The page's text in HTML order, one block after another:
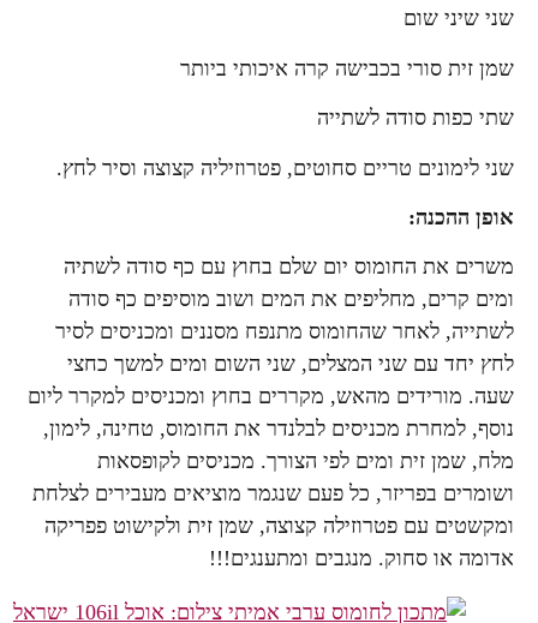
שני שיני שום
שמן זית סורי בכבישה קרה איכותי ביותר
שתי כפות סודה לשתייה
שני לימונים טריים סחוטים, פטרוזיליה קצוצה וסיר לחץ.
אופן ההכנה:
משרים את החומוס יום שלם בחוץ עם כף סודה לשתיה
ומים קרים, מחליפים את המים ושוב מוסיפים כף סודה
לשתייה, לאחר שהחומוס מתנפח מסננים ומכניסים לסיר
לחץ יחד עם שני המצלים, שני השום ומים למשך כחצי
שעה. מורידים מהאש, מקררים בחוץ ומכניסים למקרר ליום
נוסף, למחרת מכניסים לבלנדר את החומוס, טחינה, לימון,
מלח, שמן זית ומים לפי הצורך. מכניסים לקופסאות
ושומרים בפריזר, כל פעם שנגמר מוציאים מעבירים לצלחת
ומקשטים עם פטרוזילה קצוצה, שמן זית ולקישוט פפריקה
אדומה או סחוק. מנגבים ומתענגים!!!